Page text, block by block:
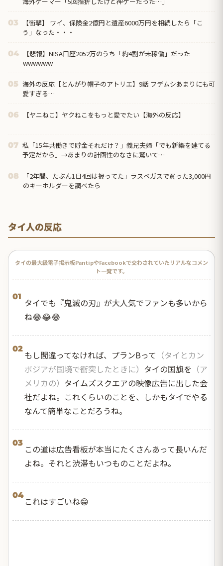
03
【衝撃】 ワイ、保険金2億円と遺産6000万円を相続したら「こ
う」なった・・・
04
【悲報】NISA口座2052万のうち「約4割が未稼働」だった
wwwwww
05 海外の反応【とんがり帽子のアトリエ】9話 フデムシあまりにも可
愛すぎる…
06 【ヤニねこ】ヤクねこをもっと愛でたい【海外の反応】
07 私「15年共働きで貯金それだけ？」義兄夫婦「でも新築を建てる
予定だから」→あまりの計画性のなさに驚いて…
08
「2年間、たぶん1日4回は握ってた」ラスベガスで買った3,000円
のキーホルダーを調べたら
タイ人の反応
タイの最大級電子掲示板PantipやFacebookで交わされていたリアルなコメン
ト一覧です。
01
タイでも『鬼滅の刃』が大人気でファンも多いから
ね😂😂😂
02
もし間違ってなければ、プランBって （タイとカン
ボジアが国境で衝突したときに） タイの国旗を （ア
メリカの） タイムズスクエアの映像広告に出した会
社だよね。これくらいのことを、しかもタイでやる
なんて簡単なことだろうね。
03
この道は広告看板が本当にたくさんあって長いんだ
よね。それと渋滞もいつものことだよね。
04
これはすごいね😁